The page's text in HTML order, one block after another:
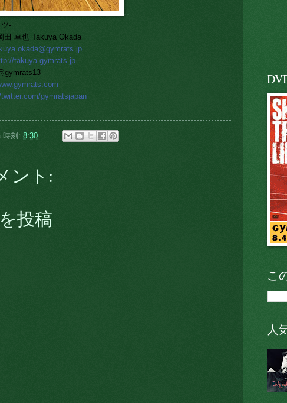
--
-
也 Takuya Okada
takuya.gymrats.jp
gymratsjapan
時刻: 8:30
ント:
投稿
こ
人